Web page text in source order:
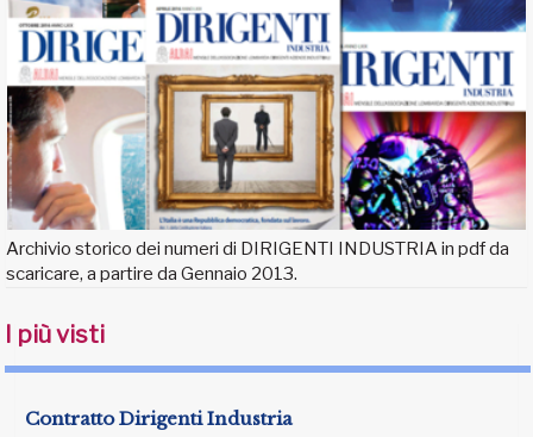
Archivio storico dei numeri di DIRIGENTI INDUSTRIA in pdf da
scaricare, a partire da Gennaio 2013.
I più visti
Contratto Dirigenti Industria